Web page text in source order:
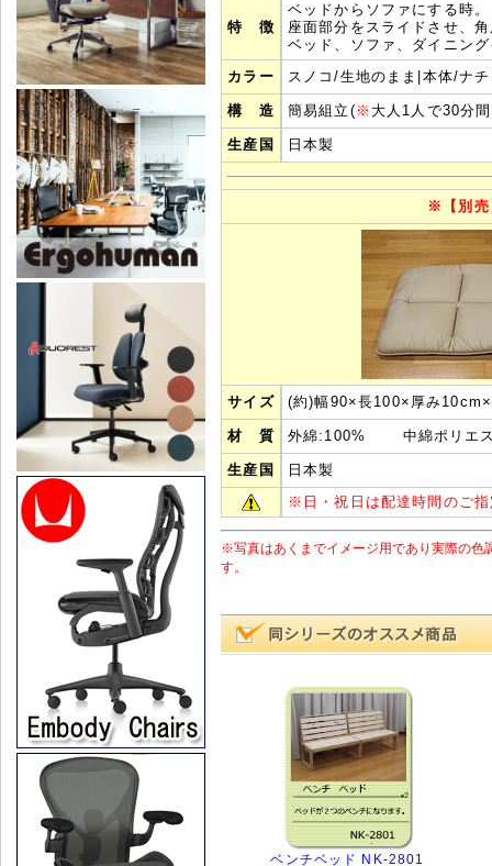
特 徴
ベッドからソファにする時。
座面部分をスライドさせ、
ベッド、ソファ、ダイニン
カラー
スノコ/生地のまま|本体/ナ
構 造 簡易組立( ※ 大人1人で30分
生産国 日本製
※ 【別
サイズ (約)幅90×長100× 厚み10cm ×
材 質 外綿:100% 中綿ポリエ
生産国
日本製
※ 日・祝日は配達時間のご
※写真はあくまでイメージ用であり実際の色
す。
ベンチベッド NK-2801